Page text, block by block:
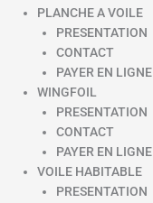
PLANCHE A VOILE
PRESENTATION
CONTACT
PAYER EN LIGNE
WINGFOIL
PRESENTATION
CONTACT
PAYER EN LIGNE
VOILE HABITABLE
PRESENTATION